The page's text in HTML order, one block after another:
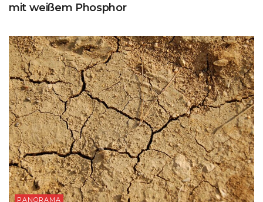
mit weißem Phosphor
PANORAMA